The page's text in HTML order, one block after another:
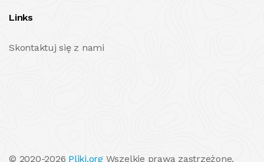
Links
Skontaktuj się z nami
© 2020-2026 Pliki.orgWszelkie prawa zastrzeżone.